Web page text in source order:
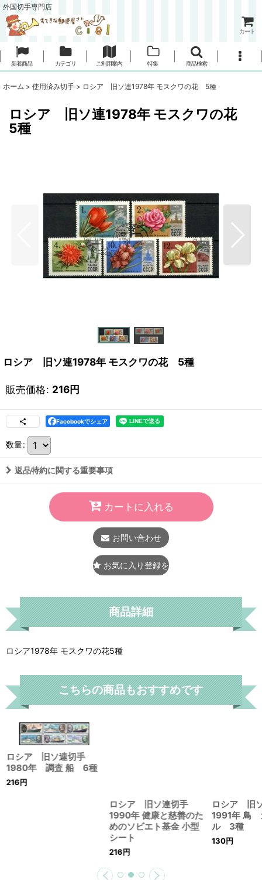
外国切手専門店
カート
新着商品 カテゴリ ご利用案内 特集 商品検索
ホーム > 使用済み切手 > ロシア 旧ソ連1978年 モスクワの花 5種
ロシア 旧ソ連1978年 モスクワの花
5種
ロシア 旧ソ連1978年 モスクワの花 5種
販売価格: 216円
Facebookでシェア
数量:
返品特約に関する重要事項
カートに入れる
お問い合わせ
お気に入り登録をする
商品詳細
ロシア1978年 モスクワの花5種
こちらの商品もおすすめです
ロシア 旧ソ連切手
1980年 調査 船 6種
216円
1990年 健康と慈善のた
めのソビエト基金 小型
シート
216円
ル 3種
130円